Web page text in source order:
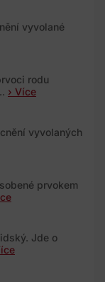
vyvolané
rodu
› Více
vyvolaných
prvokem
Jde o